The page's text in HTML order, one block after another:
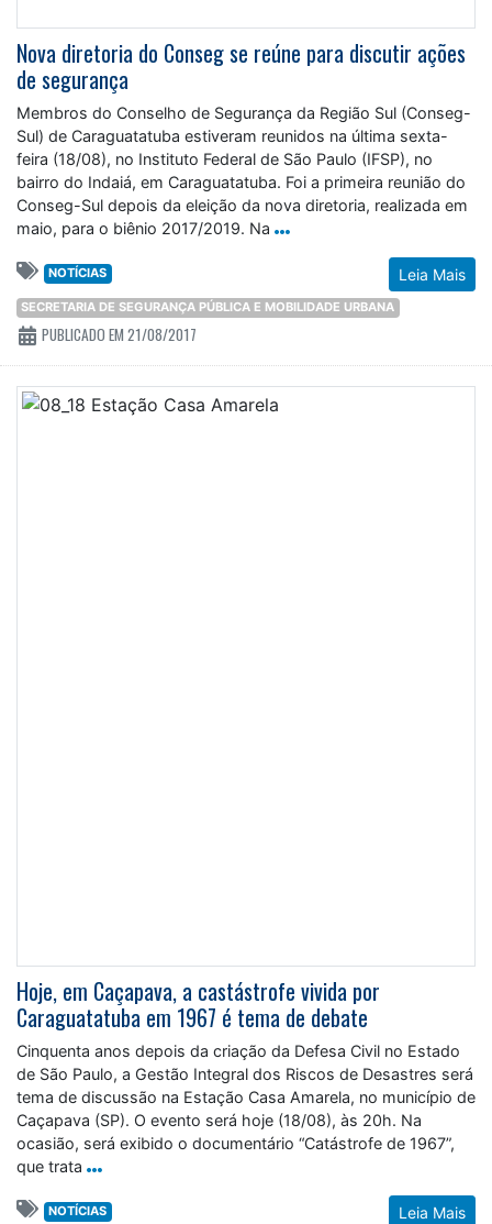
Nova diretoria do Conseg se reúne para discutir ações
de segurança
Membros do Conselho de Segurança da Região Sul (Conseg-
Sul) de Caraguatatuba estiveram reunidos na última sexta-
feira (18/08), no Instituto Federal de São Paulo (IFSP), no
bairro do Indaiá, em Caraguatatuba. Foi a primeira reunião do
Conseg-Sul depois da eleição da nova diretoria, realizada em
maio, para o biênio 2017/2019. Na
Leia Mais
NOTÍCIAS
SECRETARIA DE SEGURANÇA PÚBLICA E MOBILIDADE URBANA
PUBLICADO EM 21/08/2017
Hoje, em Caçapava, a castástrofe vivida por
Caraguatatuba em 1967 é tema de debate
Cinquenta anos depois da criação da Defesa Civil no Estado
de São Paulo, a Gestão Integral dos Riscos de Desastres será
tema de discussão na Estação Casa Amarela, no município de
Caçapava (SP). O evento será hoje (18/08), às 20h. Na
ocasião, será exibido o documentário “Catástrofe de 1967”,
que trata
Leia Mais
NOTÍCIAS